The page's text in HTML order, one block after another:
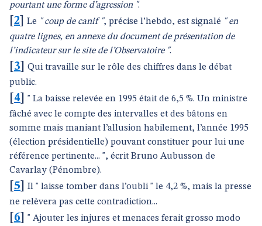
pourtant une forme d’agression ".
2 Le " coup de canif ", précise l’hebdo, est signalé " en
quatre lignes, en annexe du document de présentation de
l’indicateur sur le site de l’Observatoire ".
3
Qui travaille sur le rôle des chiffres dans le débat
public.
4
" La baisse relevée en 1995 était de 6,5 %. Un ministre
fâché avec le compte des intervalles et des bâtons en
somme mais maniant l’allusion habilement, l’année 1995
(élection présidentielle) pouvant constituer pour lui une
référence pertinente... ", écrit Bruno Aubusson de
Cavarlay (Pénombre).
5
Il " laisse tomber dans l’oubli " le 4,2 %, mais la presse
ne relèvera pas cette contradiction...
6
" Ajouter les injures et menaces ferait grosso modo